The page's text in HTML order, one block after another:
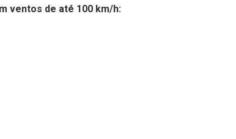
ventos de até 100 km/h: